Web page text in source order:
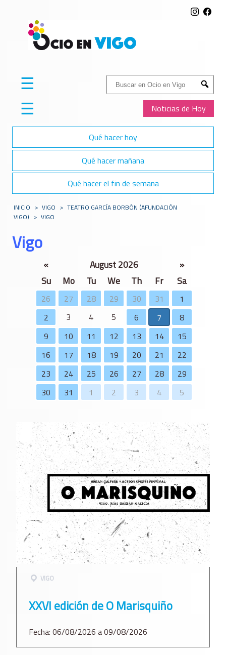
Buscar:
Submit
Noticias de Hoy
☰
☰
Qué hacer hoy
Qué hacer mañana
Qué hacer el fin de semana
INICIO > VIGO > TEATRO GARCÍA BORBÓN (AFUNDACIÓN
VIGO) > VIGO
Vigo
« August 2026
»
Su
Mo Tu We Th Fr Sa
26 27 28 29 30 31
1
2
3 4 5 6 7
8
9
10 11 12 13 14
15
16
17 18 19 20 21
22
23
24 25 26 27 28
29
30
31 1 2 3 4 5
VIGO
XXVI edición de O Marisquiño
Fecha: 06/08/2026 a 09/08/2026